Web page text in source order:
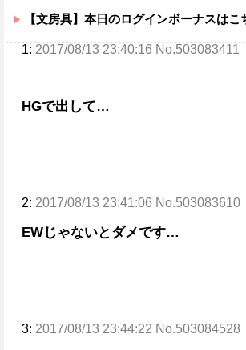
【文房具】本日のログインボーナスはこ
1: 2017/08/13 23:40:16 No.503083411
HGで出して…
2: 2017/08/13 23:41:06 No.503083610
EWじゃないとダメです…
3: 2017/08/13 23:44:22 No.503084528